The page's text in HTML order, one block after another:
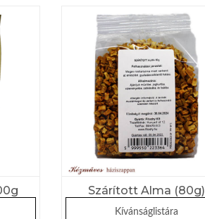
Szárított Alma (80g)
Kívánságlistára